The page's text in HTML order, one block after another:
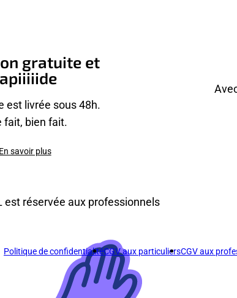
gratuite et
est livrée sous 48h.
fait, bien fait.
En savoir plus
est réservée aux professionnels
Politique de confidentialitéCGV aux particuliersCGV aux